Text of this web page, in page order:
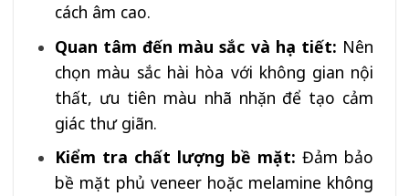
cách âm cao.
Quan tâm đến màu sắc và họa tiết: Nên
chọn màu sắc hài hòa với không gian nội
thất, ưu tiên màu nhã nhặn để tạo cảm
giác thư giãn.
Kiểm tra chất lượng bề mặt: Đảm bảo
bề mặt phủ veneer hoặc melamine không